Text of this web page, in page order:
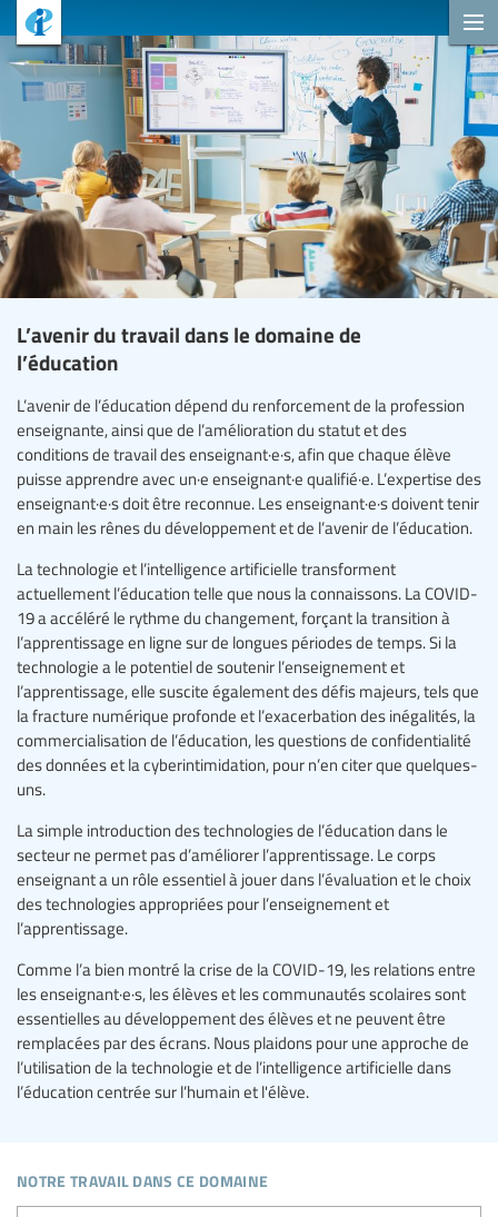
L’avenir du travail dans le domaine de
l’éducation
L’avenir de l’éducation dépend du renforcement de la profession
enseignante, ainsi que de l’amélioration du statut et des
conditions de travail des enseignant·e·s, afin que chaque élève
puisse apprendre avec un·e enseignant·e qualifié·e. L’expertise des
enseignant·e·s doit être reconnue. Les enseignant·e·s doivent tenir
en main les rênes du développement et de l’avenir de l’éducation.
La technologie et l’intelligence artificielle transforment
actuellement l’éducation telle que nous la connaissons. La COVID-
19 a accéléré le rythme du changement, forçant la transition à
l’apprentissage en ligne sur de longues périodes de temps. Si la
technologie a le potentiel de soutenir l’enseignement et
l’apprentissage, elle suscite également des défis majeurs, tels que
la fracture numérique profonde et l’exacerbation des inégalités, la
commercialisation de l’éducation, les questions de confidentialité
des données et la cyberintimidation, pour n’en citer que quelques-
uns.
La simple introduction des technologies de l’éducation dans le
secteur ne permet pas d’améliorer l’apprentissage. Le corps
enseignant a un rôle essentiel à jouer dans l’évaluation et le choix
des technologies appropriées pour l’enseignement et
l’apprentissage.
Comme l’a bien montré la crise de la COVID-19, les relations entre
les enseignant·e·s, les élèves et les communautés scolaires sont
essentielles au développement des élèves et ne peuvent être
remplacées par des écrans. Nous plaidons pour une approche de
l’utilisation de la technologie et de l’intelligence artificielle dans
l’éducation centrée sur l’humain et l'élève.
notre travail dans ce domaine